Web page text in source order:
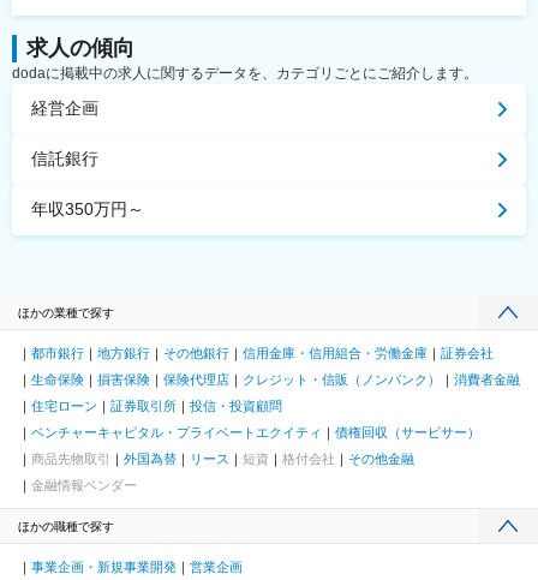
求人の傾向
dodaに掲載中の求人に関するデータを、カテゴリごとにご紹介します。
経営企画
信託銀行
年収350万円～
ほかの業種で探す
都市銀行 地方銀行 その他銀行 信用金庫・信用組合・労働金庫
証券会社
生命保険
損害保険 保険代理店 クレジット・信販（ノンバンク）
消費者金融
住宅ローン
証券取引所
投信・投資顧問
ベンチャーキャピタル・プライベートエクイティ
債権回収（サービサー）
商品先物取引
外国為替 リース 短資 格付会社
その他金融
金融情報ベンダー
ほかの職種で探す
事業企画・新規事業開発 営業企画